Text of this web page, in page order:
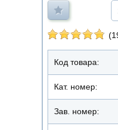
Код товара:
Кат. номер:
Зав. номер: